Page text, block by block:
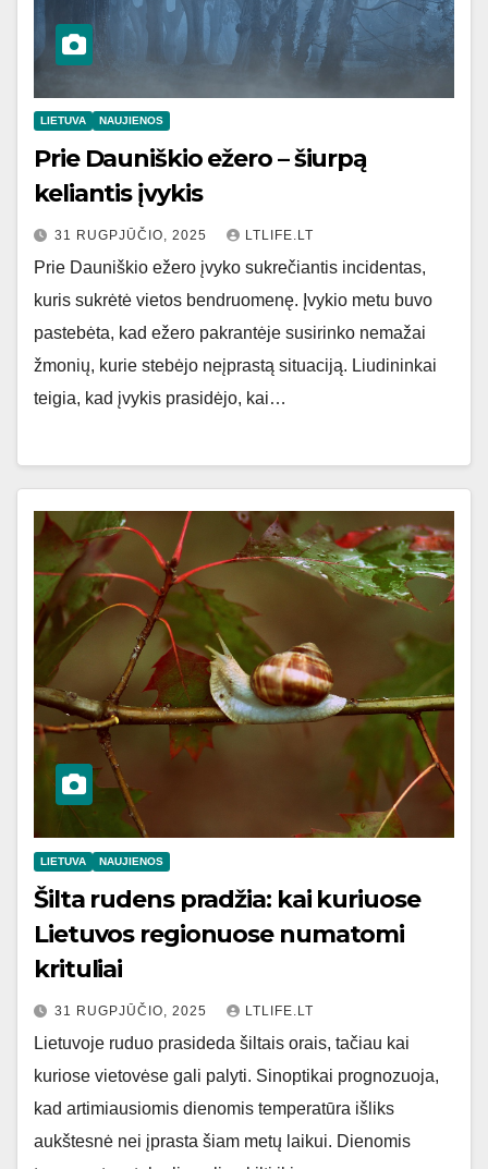
LIETUVA NAUJIENOS
Prie Dauniškio ežero – šiurpą
keliantis įvykis
31 RUGPJŪČIO, 2025 LTLIFE.LT
Prie Dauniškio ežero įvyko sukrečiantis incidentas,
kuris sukrėtė vietos bendruomenę. Įvykio metu buvo
pastebėta, kad ežero pakrantėje susirinko nemažai
žmonių, kurie stebėjo neįprastą situaciją. Liudininkai
teigia, kad įvykis prasidėjo, kai…
LIETUVA NAUJIENOS
Šilta rudens pradžia: kai kuriuose
Lietuvos regionuose numatomi
krituliai
31 RUGPJŪČIO, 2025 LTLIFE.LT
Lietuvoje ruduo prasideda šiltais orais, tačiau kai
kuriose vietovėse gali palyti. Sinoptikai prognozuoja,
kad artimiausiomis dienomis temperatūra išliks
aukštesnė nei įprasta šiam metų laikui. Dienomis